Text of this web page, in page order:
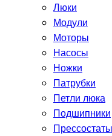
Люки
Модули
Моторы
Насосы
Ножки
Патрубки
Петли люка
Подшипники
Прессостаты